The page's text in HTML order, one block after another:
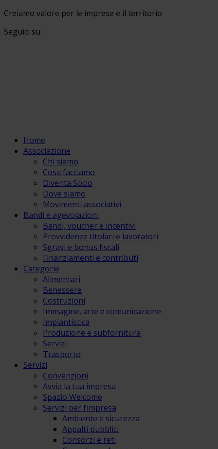
Creiamo valore per le imprese e il territorio
Seguici su:
Home
Associazione
Chi siamo
Cosa facciamo
Diventa Socio
Dove siamo
Movimenti associativi
Bandi e agevolazioni
Bandi, voucher e incentivi
Provvidenze titolari e lavoratori
Sgravi e bonus fiscali
Finanziamenti e contributi
Categorie
Alimentari
Benessere
Costruzioni
Immagine, arte e comunicazione
Impiantistica
Produzione e subfornitura
Servizi
Trasporto
Servizi
Convenzioni
Avvia la tua impresa
Spazio Welcome
Servizi per l’impresa
Ambiente e sicurezza
Appalti pubblici
Consorzi e reti